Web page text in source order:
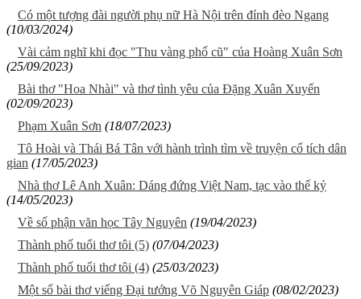
Có một tượng đài người phụ nữ Hà Nội trên đỉnh đèo Ngang
(10/03/2024)
Vài cảm nghĩ khi đọc "Thu vàng phố cũ" của Hoàng Xuân Sơn
(25/09/2023)
Bài thơ "Hoa Nhài" và thơ tình yêu của Đặng Xuân Xuyến
(02/09/2023)
Phạm Xuân Sơn (18/07/2023)
Tô Hoài và Thái Bá Tân với hành trình tìm về truyện cổ tích dân
gian (17/05/2023)
Nhà thơ Lê Anh Xuân: Dáng đứng Việt Nam, tạc vào thế kỷ
(14/05/2023)
Về số phận văn học Tây Nguyên (19/04/2023)
Thành phố tuổi thơ tôi (5) (07/04/2023)
Thành phố tuổi thơ tôi (4) (25/03/2023)
Một số bài thơ viếng Đại tướng Võ Nguyên Giáp (08/02/2023)